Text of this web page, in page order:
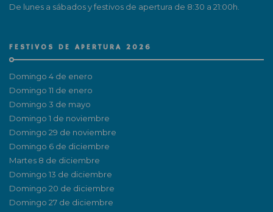
De lunes a sábados y festivos de apertura de 8:30 a 21:00h.
FESTIVOS DE APERTURA 2026
Domingo 4 de enero
Domingo 11 de enero
Domingo 3 de mayo
Domingo 1 de noviembre
Domingo 29 de noviembre
Domingo 6 de diciembre
Martes 8 de diciembre
Domingo 13 de diciembre
Domingo 20 de diciembre
Domingo 27 de diciembre